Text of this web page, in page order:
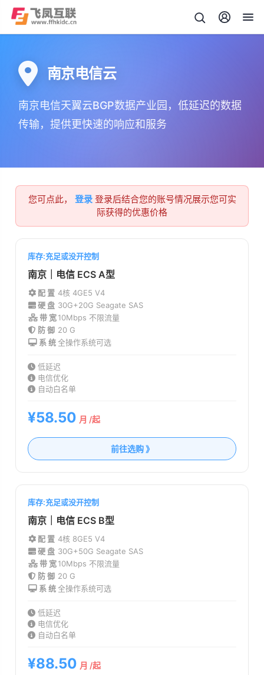
南京电信云
南京电信天翼云BGP数据产业园，低延迟的数据
传输，提供更快速的响应和服务
您可点此， 登录 登录后结合您的账号情况展示您可实
际获得的优惠价格
库存:充足或没开控制
南京｜电信 ECS A型
配 置 4核 4GE5 V4
硬 盘 30G+20G Seagate SAS
带 宽10Mbps 不限流量
防 御 20 G
系 统 全操作系统可选
低延迟
电信优化
自动白名单
¥58.50 月 /起
前往选购 》
库存:充足或没开控制
南京｜电信 ECS B型
配 置 4核 8GE5 V4
硬 盘 30G+50G Seagate SAS
带 宽10Mbps 不限流量
防 御 20 G
系 统 全操作系统可选
低延迟
电信优化
自动白名单
¥88.50 月 /起